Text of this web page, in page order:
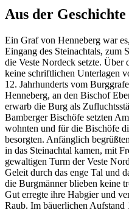
Aus der
Ein Graf von Henneberg war
Eingang des Steinachtals, zum
die Veste Nordeck setzte. Über
keine schriftlichen Unterlagen
12. Jahrhunderts vom
Henneberg, an den Bischof
erwarb die Burg als
Bamberger Bischöfe setzten
wohnten und für die Bischöfe
besorgten. Anfänglich
in das Steinachtal kamen, mit
gewaltigen Turm der Veste
Geleit durch das enge Tal und
die Burgmänner blieben keine
Gut erregte ihre Habgier und
Raub. Im bäuerlichen Aufstand